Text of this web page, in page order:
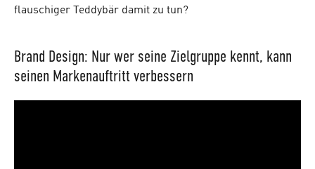
flauschiger Teddybär damit zu tun?
Brand Design: Nur wer seine Zielgruppe kennt, kann
seinen Markenauftritt verbessern